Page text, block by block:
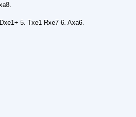
5. Txe1 Rxe7 6. Axa6.